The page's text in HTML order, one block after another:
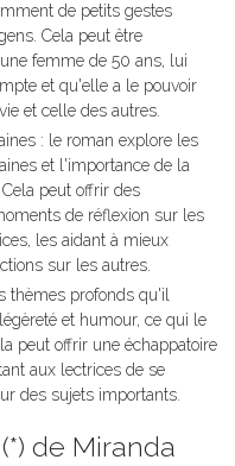
de petits gestes
Cela peut être
femme de 50 ans, lui
et qu'elle a le pouvoir
et celle des autres.
: le roman explore les
et l'importance de la
peut offrir des
de réflexion sur les
les aidant à mieux
sur les autres.
thèmes profonds qu'il
et humour, ce qui le
peut offrir une échappatoire
aux lectrices de se
des sujets importants.
(*) de Miranda